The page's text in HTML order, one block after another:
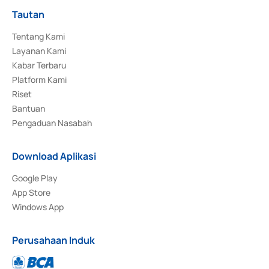
Tautan
Tentang Kami
Layanan Kami
Kabar Terbaru
Platform Kami
Riset
Bantuan
Pengaduan Nasabah
Download Aplikasi
Google Play
App Store
Windows App
Perusahaan Induk